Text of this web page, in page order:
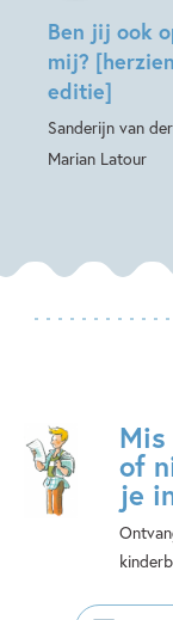
Ben jij ook
mij?
editie]
Sanderijn van
Marian Latour
of
je
E-